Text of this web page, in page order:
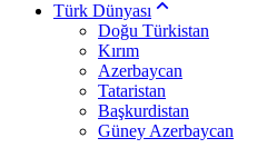
Türk Dünyası
Doğu Türkistan
Kırım
Azerbaycan
Tataristan
Başkurdistan
Güney Azerbaycan